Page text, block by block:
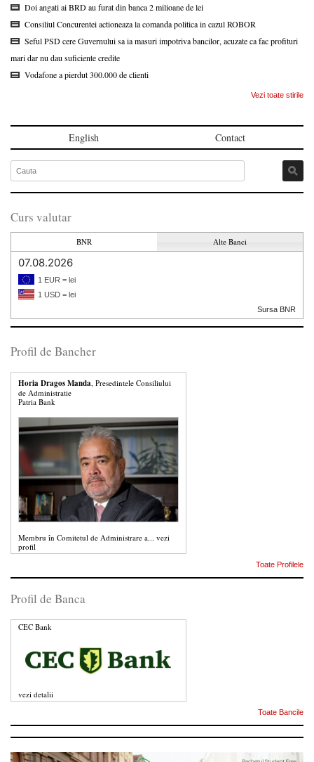
Doi angati ai BRD au furat din banca 2 milioane de lei
Consiliul Concurentei actioneaza la comanda politica in cazul ROBOR
Seful PSD cere Guvernului sa ia masuri impotriva bancilor, acuzate ca fac profituri
mari dar nu dau suficiente credite
Vodafone a pierdut 300.000 de clienti
Vezi toate stirile
English Contact
Curs valutar
BNR Alte Banci
07.08.2026
1 EUR = lei
1 USD = lei
Sursa BNR
Profil de Bancher
Horia Dragos Manda , Presedintele Consiliului
de Administratie
Patria Bank
Membru în Comitetul de Administrare a... vezi
profil
Toate Profilele
Profil de Banca
CEC Bank
vezi detalii
Toate Bancile